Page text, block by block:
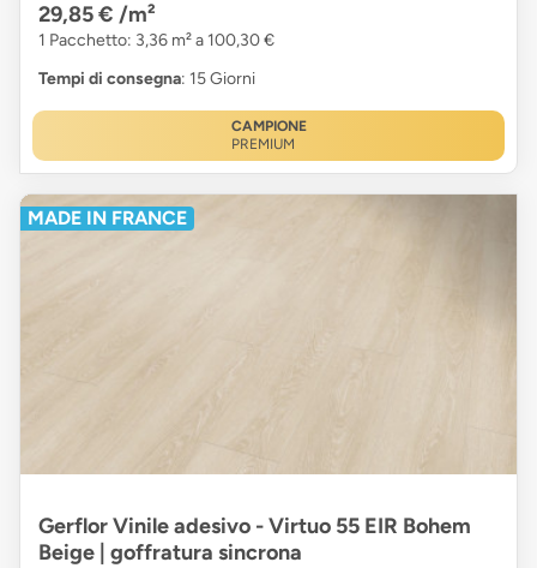
29,85 € /m²
1 Pacchetto: 3,36 m² a 100,30 €
Tempi di consegna: 15 Giorni
CAMPIONE
PREMIUM
MADE IN FRANCE
Gerflor Vinile adesivo - Virtuo 55 EIR Bohem
Beige | goffratura sincrona